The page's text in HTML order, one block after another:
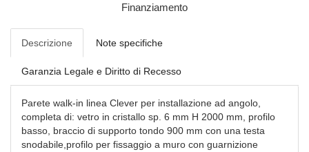
Finanziamento
Descrizione Note specifiche
Garanzia Legale e Diritto di Recesso
Parete walk-in linea Clever per installazione ad angolo,
completa di: vetro in cristallo sp. 6 mm H 2000 mm, profilo
basso, braccio di supporto tondo 900 mm con una testa
snodabile,profilo per fissaggio a muro con guarnizione